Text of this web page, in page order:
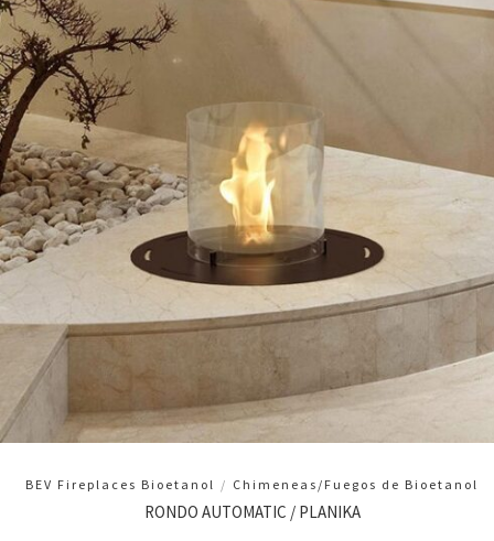
BEV Fireplaces Bioetanol / Chimeneas/Fuegos de Bioetanol
RONDO AUTOMATIC / PLANIKA